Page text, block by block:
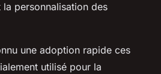
personnalisation des
une adoption rapide ces
utilisé pour la